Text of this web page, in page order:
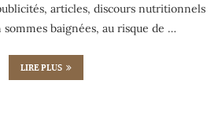
articles, discours nutritionnels
baignées, au risque de …
LIRE PLUS